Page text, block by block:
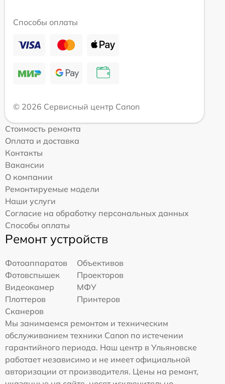
Способы оплаты
© 2026 Сервисный центр Canon
Стоимость ремонта
Оплата и доставка
Контакты
Вакансии
О компании
Ремонтируемые модели
Наши услуги
Согласие на обработку персональных данных
Способы оплаты
Ремонт устройств
Фотоаппаратов
Объективов
Фотовспышек
Проекторов
Видеокамер
МФУ
Плоттеров
Принтеров
Сканеров
Мы занимаемся ремонтом и техническим
обслуживанием техники Canon по истечении
гарантийного периода. Наш центр в Ульяновске
работает независимо и не имеет официальной
авторизации от производителя. Цены на ремонт,